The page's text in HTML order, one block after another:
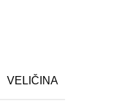
VELIČINA